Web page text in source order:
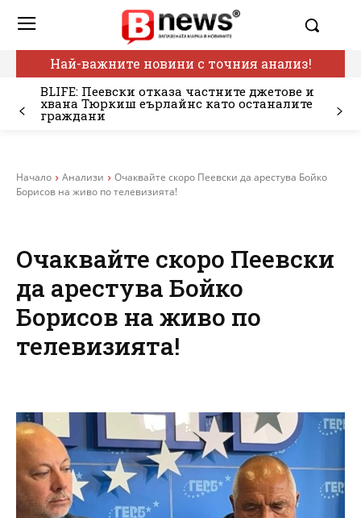
Най-важните новини с точния анализ!
BLIFE: Пеевски отказа частните джетове и
хвана Тюркиш еърлайнс като останалите
граждани
Начало Анализи
Очаквайте скоро Пеевски да арестува Бойко
Борисов на живо по телевизията!
Очаквайте скоро Пеевски
да арестува Бойко
Борисов на живо по
телевизията!